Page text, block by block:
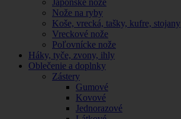
Japonské nože
Nože na ryby
Koše, vrecká, tašky, kufre, stojany
Vreckové nože
Poľovnícke nože
Háky, tyče, zvony, ihly
Oblečenie a doplnky
Zástery
Gumové
Kovové
Jednorazové